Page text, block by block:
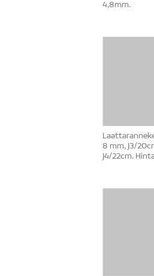
4,8mm.
8 mm, J3/
J4/22cm.